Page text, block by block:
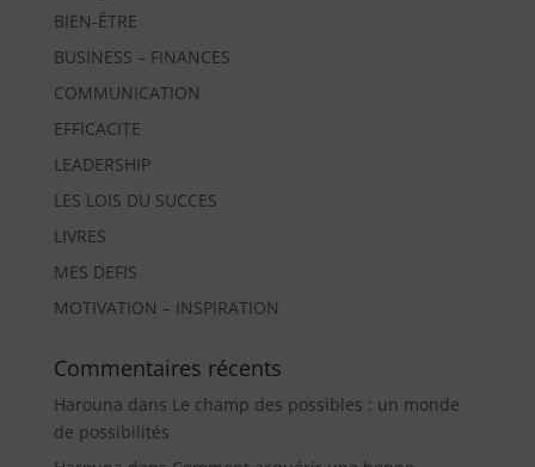
BIEN-ÊTRE
BUSINESS – FINANCES
COMMUNICATION
EFFICACITE
LEADERSHIP
LES LOIS DU SUCCES
LIVRES
MES DEFIS
MOTIVATION – INSPIRATION
Commentaires récents
Harouna dans Le champ des possibles : un monde
de possibilités